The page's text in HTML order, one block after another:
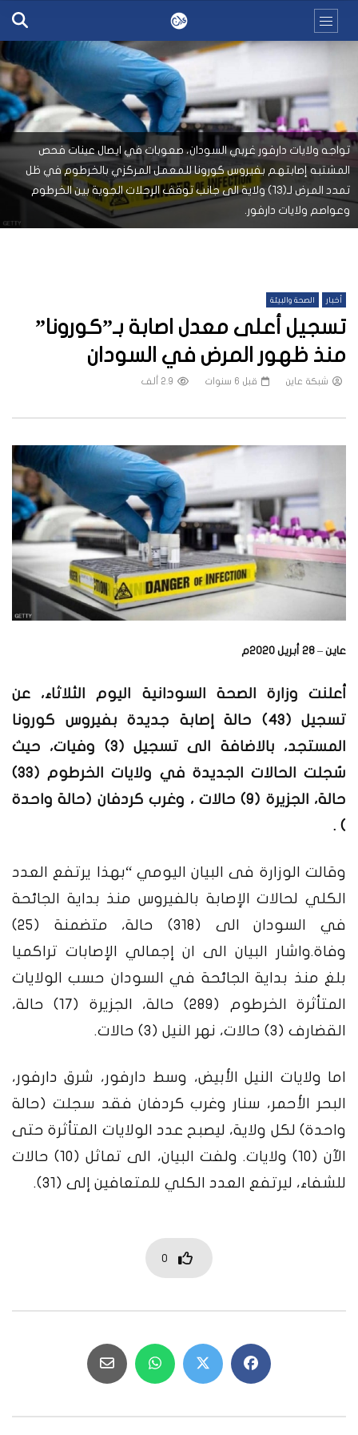
تواجه ولايات دارفور غربي السودان، صعوبات في ايصال عينات فحص
المشتبه إصابتهم بفيروس كورونا للمعمل المركزي بالخرطوم في ظل
تمدد المرض لـ(١٣) ولاية الى جانب توقف الرحلات الجوية بين الخرطوم
وعواصم ولايات دارفور.
أخبار الصحة والبيئة
تسجيل أعلى معدل اصابة بـ”كورونا”
منذ ظهور المرض في السودان
شبكة عاين قبل 6 سنوات 2.9 ألف
عاين – 28 أبريل 2020م
أعلنت وزارة الصحة السودانية اليوم الثلاثاء، عن
تسجيل (43) حالة إصابة جديدة بفيروس كورونا
المستجد، بالاضافة الى تسجيل (3) وفيات، حيث
سُجلت الحالات الجديدة في ولايات الخرطوم (33)
حالة، الجزيرة (9) حالات ، وغرب كردفان (حالة واحدة
) .
وقالت الوزارة فى البيان اليومي “بهذا يرتفع العدد
الكلي لحالات الإصابة بالفيروس منذ بداية الجائحة
في السودان الى (318) حالة، متضمنة (25)
وفاة.واشار البيان الى ان إجمالي الإصابات تراكميا
بلغ منذ بداية الجائحة في السودان حسب الولايات
المتأثرة الخرطوم (289) حالة، الجزيرة (17) حالة،
القضارف (3) حالات، نهر النيل (3) حالات.
اما ولايات النيل الأبيض، وسط دارفور، شرق دارفور،
البحر الأحمر، سنار وغرب كردفان فقد سجلت (حالة
واحدة) لكل ولاية، ليصبح عدد الولايات المتأثرة حتى
الآن (10) ولايات.
ولفت البيان، الى تماثل (10) حالات
للشفاء، ليرتفع العدد الكلي للمتعافين إلى (31).
0